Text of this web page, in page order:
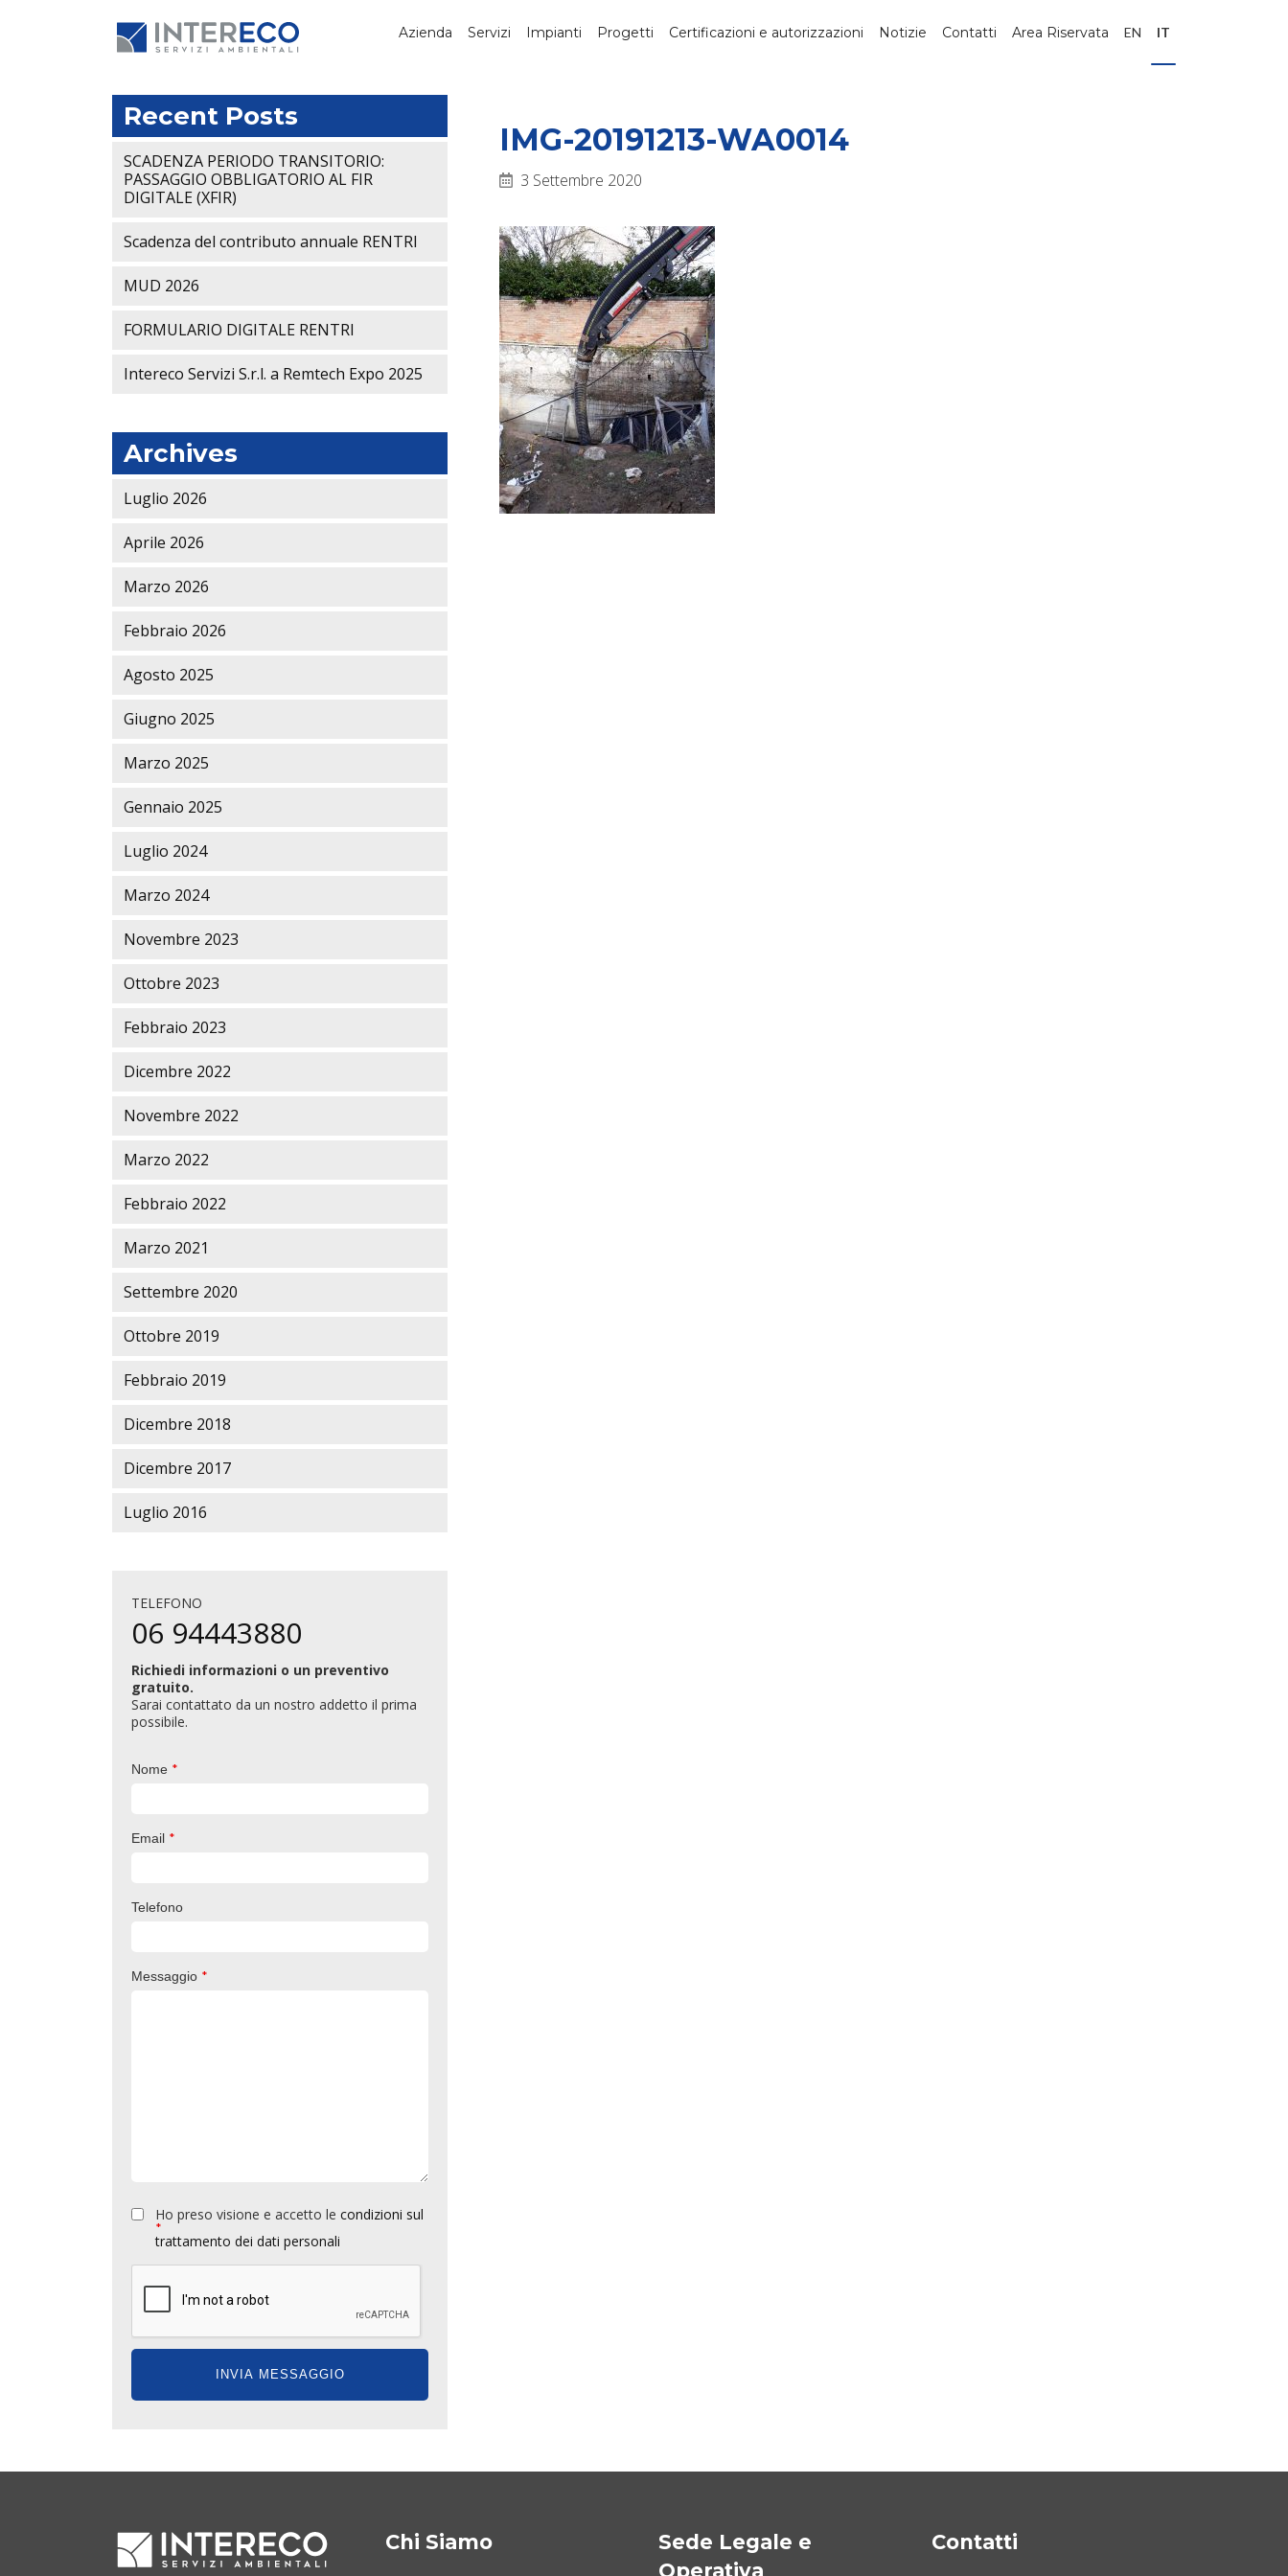
Azienda Servizi Impianti Progetti Certificazioni e autorizzazioni Notizie Contatti Area Riservata EN IT
IMG-20191213-WA0014
3 Settembre 2020
Recent Posts
SCADENZA PERIODO TRANSITORIO:
PASSAGGIO OBBLIGATORIO AL FIR
DIGITALE (XFIR)
Scadenza del contributo annuale RENTRI
MUD 2026
FORMULARIO DIGITALE RENTRI
Intereco Servizi S.r.l. a Remtech Expo 2025
Archives
Luglio 2026
Aprile 2026
Marzo 2026
Febbraio 2026
Agosto 2025
Giugno 2025
Marzo 2025
Gennaio 2025
Luglio 2024
Marzo 2024
Novembre 2023
Ottobre 2023
Febbraio 2023
Dicembre 2022
Novembre 2022
Marzo 2022
Febbraio 2022
Marzo 2021
Settembre 2020
Ottobre 2019
Febbraio 2019
Dicembre 2018
Dicembre 2017
Luglio 2016
TELEFONO
06 94443880
Richiedi informazioni o un preventivo
gratuito.
Sarai contattato da un nostro addetto il prima
possibile.
Nome *
Email *
Telefono
Messaggio *
*
Ho preso visione e accetto lecondizioni sul
trattamento dei dati personali
Chi Siamo
Sede Legale e
Operativa
Contatti